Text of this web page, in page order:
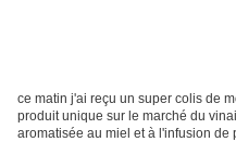
ce matin j'ai reçu un super colis de
produit unique sur le marché du
aromatisée au miel et à l'infusion